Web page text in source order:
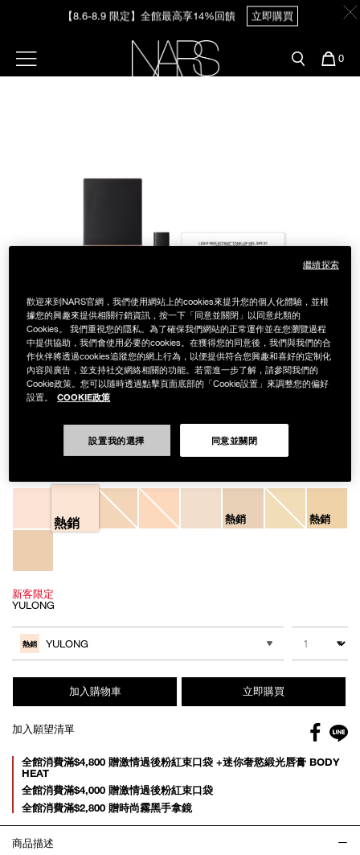
【8.6-8.9 限定】全館最高享14%回饋 立即購買
【8/3-8/10限定】明星底妝買1送1
新客首購輸＜WELCOME＞享9折
選單"
您
0
官網最新活動
預約金曲獎妝容
水光頰彩系列
舊客回購禮遇
彩盤及禮盒組
保養
彩妝服務
彩妝專欄
/zh/
【新客限定】裸光肌萃粉底精華
NT$2,150
Variations
熱銷 熱銷 熱銷
新客限定
YULONG
to
cart
options
Actions
其他色系
熱銷 YULONG
數量
加入購物車 立即購買
加入願望清單
Promotions
全館消費滿$4,800 贈激情過後粉紅束口袋 +迷你奢慾緞光唇膏 BODY
HEAT
全館消費滿$4,000 贈激情過後粉紅束口袋
全館消費滿$2,800 贈時尚霧黑手拿鏡
商品描述
歡迎來到NARS官網，我們使用網站上的cookies來提升您的個人化體驗，並根
據您的興趣來提供相關行銷資訊，按一下「同意並關閉」以同意此類的
Cookies。 我們重視您的隱私。為了確保我們網站的正常運作並在您瀏覽過程
中提供協助，我們會使用必要的cookies。在獲得您的同意後，我們與我們的合
作伙伴將透過cookies追蹤您的網上行為，以便提供符合您興趣和喜好的定制化
內容與廣告，並支持社交網絡相關的功能。若需進一步了解，請參閱我們的
Cookie政策。您可以隨時透過點擊頁面底部的「Cookie設置」來調整您的偏好
設置。
COOKIE政策
設置我的選擇 同意並關閉
繼續探索